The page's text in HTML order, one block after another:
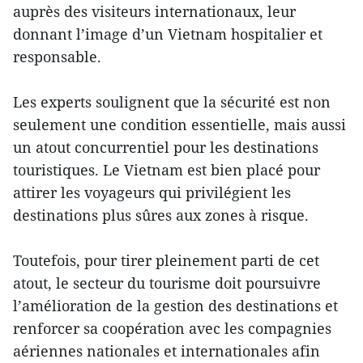
auprès des visiteurs internationaux, leur
donnant l’image d’un Vietnam hospitalier et
responsable.
Les experts soulignent que la sécurité est non
seulement une condition essentielle, mais aussi
un atout concurrentiel pour les destinations
touristiques. Le Vietnam est bien placé pour
attirer les voyageurs qui privilégient les
destinations plus sûres aux zones à risque.
Toutefois, pour tirer pleinement parti de cet
atout, le secteur du tourisme doit poursuivre
l’amélioration de la gestion des destinations et
renforcer sa coopération avec les compagnies
aériennes nationales et internationales afin